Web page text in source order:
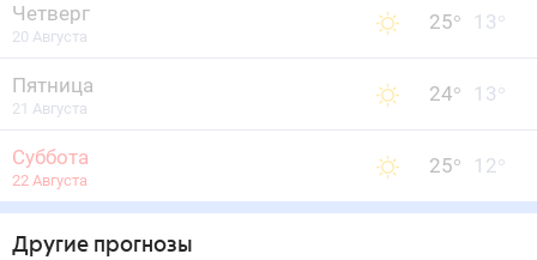
Четверг
20 Августа
25° 13°
Пятница
21 Августа
24° 13°
Суббота
22 Августа
25° 12°
Другие прогнозы